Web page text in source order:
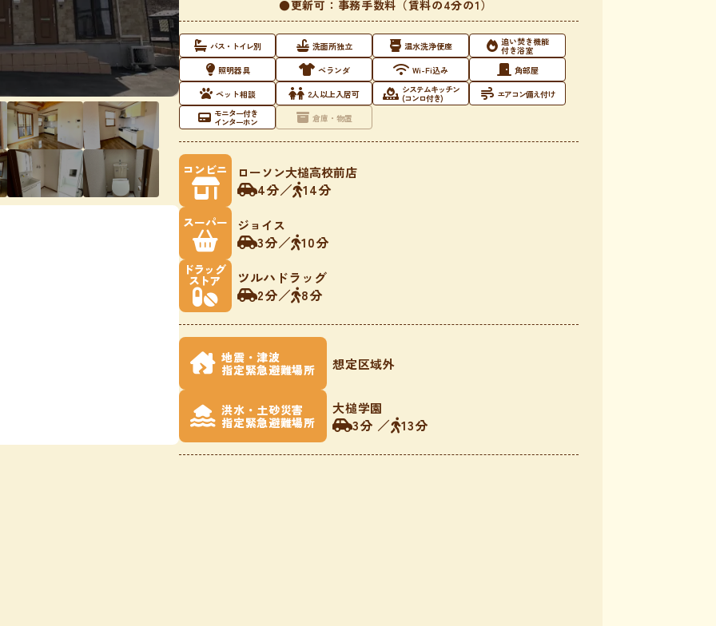
●更新可：事務手数料（賃料の4分の1）
バス・トイレ別 洗面所独立 温水洗浄便座 追い焚き機能
付き浴室
照明器具
ベランダ Wi-Fi込み
角部屋
ペット相談
2人以上入居可 システムキッチン
(コンロ付き)
エアコン備え付け
モニター付き
インターホン 倉庫・物置
コンビニ ローソン大槌高校前店
4分／ 14分
スーパー ジョイス
3分／ 10分
ドラッグ
ストア
ツルハドラッグ
2分／ 8分
地震・津波
指定緊急避難場所
想定区域外
洪水・土砂災害
指定緊急避難場所
大槌学園
3分 ／ 13分